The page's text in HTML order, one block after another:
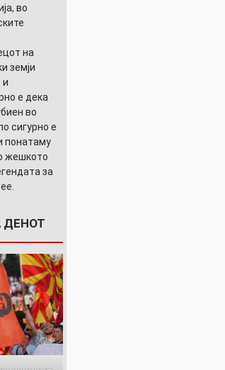
во
на
земји
и
е дека
во
сигурно е
понатаму
жешкото
за
ДЕНОТ